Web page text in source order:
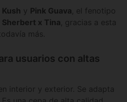
Kush y Pink Guava, el fenotipo
Sherbert x Tina, gracias a esta
más.
usuarios con altas
interior y exterior. Se adapta